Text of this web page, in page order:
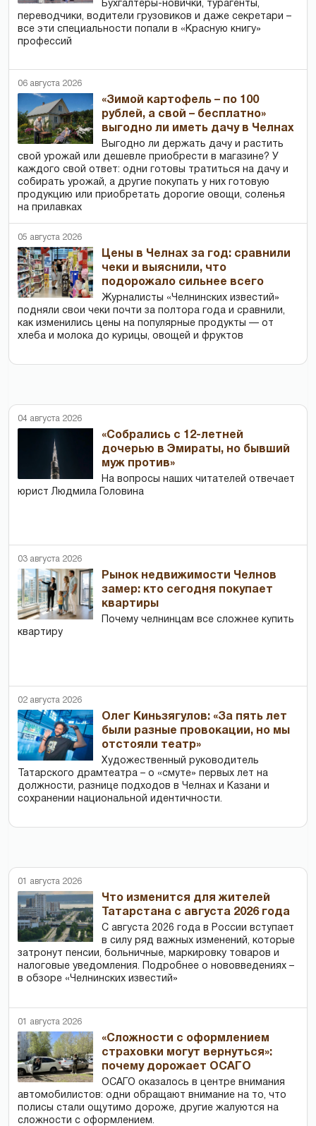
Бухгалтеры-новички, тур­агенты,
переводчики, водители грузовиков и даже секретари –
все эти специальности попали в «Красную книгу»
профессий
06 августа 2026
«Зимой картофель – по 100
рублей, а свой – бесплатно»
выгодно ли иметь дачу в Челнах
Выгодно ли держать дачу и растить
свой урожай или дешевле приобрести в магазине? У
каждого свой ответ: одни готовы тратиться на дачу и
собирать урожай, а другие покупать у них готовую
продукцию или приобретать дорогие овощи, соленья
на прилавках
05 августа 2026
Цены в Челнах за год: сравнили
чеки и выяснили, что
подорожало сильнее всего
Журналисты «Челнинских известий»
подняли свои чеки почти за полтора года и сравнили,
как изменились цены на популярные продукты — от
хлеба и молока до курицы, овощей и фруктов
04 августа 2026
«Собрались с 12-летней
дочерью в Эмираты, но бывший
муж против»
На вопросы наших читателей отвечает
юрист Людмила Головина
03 августа 2026
Рынок недвижимости Челнов
замер: кто сегодня покупает
квартиры
Почему челнинцам все сложнее купить
квартиру
02 августа 2026
Олег Киньзягулов: «За пять лет
были разные провокации, но мы
отстояли театр»
Художественный руководитель
Татарского драмтеатра – о «смуте» первых лет на
должности, разнице подходов в Челнах и Казани и
сохранении национальной идентичности.
01 августа 2026
Что изменится для жителей
Татарстана с августа 2026 года
С августа 2026 года в России вступает
в силу ряд важных изменений, которые
затронут пенсии, больничные, маркировку товаров и
налоговые уведомления. Подробнее о нововведениях –
в обзоре «Челнинских известий»
01 августа 2026
«Сложности с оформлением
страховки могут вернуться»:
почему дорожает ОСАГО
ОСАГО оказалось в центре внимания
автомобилистов: одни обращают внимание на то, что
полисы стали ощутимо дороже, другие жалуются на
сложности с оформлением.